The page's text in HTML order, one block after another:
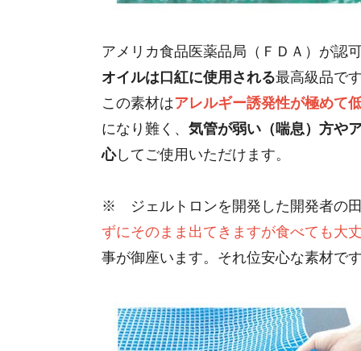
アメリカ食品医薬品局（ＦＤＡ）が認
オイルは口紅に使用される最高級品で
この素材はアレルギー誘発性が極めて
になり難く、 気管が弱い（喘息）方や
心してご使用いただけます。
※ ジェルトロンを開発した開発者の
ずにそのまま出てきますが食べても大
事が御座います。それ位安心な素材で